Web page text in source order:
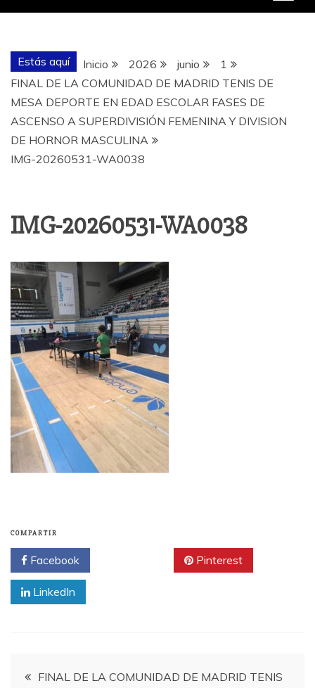
Estás aquí Inicio 2026 junio
1
FINAL DE LA COMUNIDAD DE MADRID TENIS DE
MESA DEPORTE EN EDAD ESCOLAR FASES DE
ASCENSO A SUPERDIVISIÓN FEMENINA Y DIVISION
DE HORNOR MASCULINA
IMG-20260531-WA0038
IMG-20260531-WA0038
COMPARTIR
Facebook Pinterest
LinkedIn
Navegación
FINAL DE LA COMUNIDAD DE MADRID TENIS